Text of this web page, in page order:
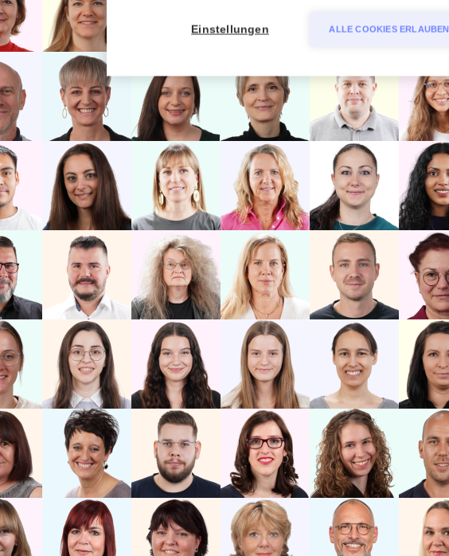
Einstellungen ALLE COOKIES ERLAUBEN